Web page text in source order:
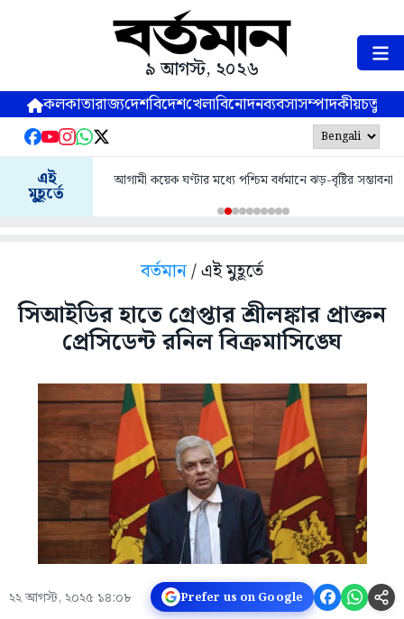
৯ আগস্ট, ২০২৬
কলকাতারাজ্যদেশবিদেশখেলাবিনোদনব্যবসাসম্পাদকীয়
এই
মুহূর্তে
আগামী কয়েক ঘণ্টার মধ্যে পশ্চিম বর্ধমানে ঝড়-বৃষ্টির সম্ভাবনা
বর্তমান/ এই মুহূর্তে
সিআইডির হাতে গ্রেপ্তার শ্রীলঙ্কার প্রাক্তন
প্রেসিডেন্ট রনিল বিক্রমাসিঙ্ঘে
২২ আগস্ট, ২০২৫ ১৪:০৮ Prefer us on Google